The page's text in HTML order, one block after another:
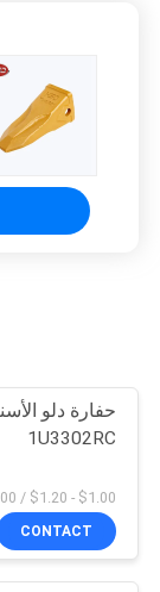
1U3302RC
CONTACT